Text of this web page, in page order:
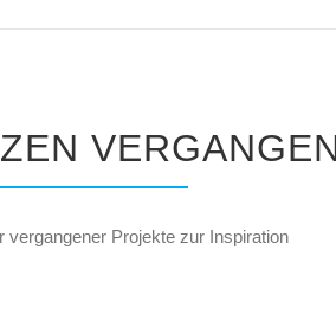
vergangener Projekte zur Inspiration